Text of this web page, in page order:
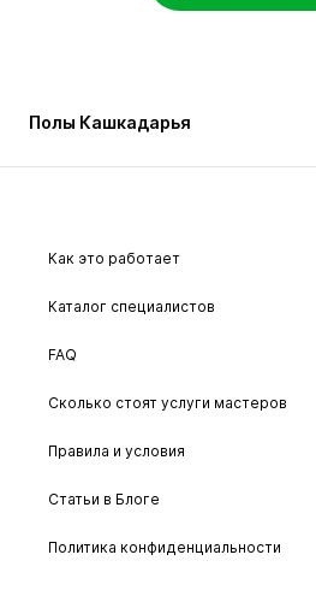
Полы Кашкадарья
Как это работает
Каталог специалистов
FAQ
Сколько стоят услуги мастеров
Правила и условия
Статьи в Блоге
Политика конфиденциальности